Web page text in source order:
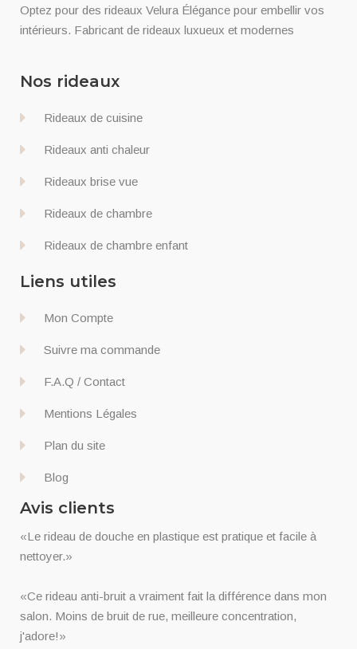
Optez pour des rideaux Velura Élégance pour embellir vos
intérieurs. Fabricant de rideaux luxueux et modernes
Nos rideaux
Rideaux de cuisine
Rideaux anti chaleur
Rideaux brise vue
Rideaux de chambre
Rideaux de chambre enfant
Liens utiles
Mon Compte
Suivre ma commande
F.A.Q / Contact
Mentions Légales
Plan du site
Blog
Avis clients
«Le rideau de douche en plastique est pratique et facile à
nettoyer.»
«Ce rideau anti-bruit a vraiment fait la différence dans mon
salon. Moins de bruit de rue, meilleure concentration,
j'adore!»